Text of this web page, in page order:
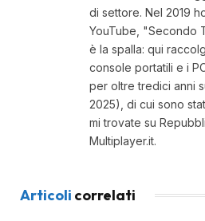
di settore. Nel 2019
YouTube, "Secondo
è la spalla: qui
console portatili e i
per oltre tredici anni
2025), di cui sono
mi trovate su
Multiplayer.it.
Articoli correlati